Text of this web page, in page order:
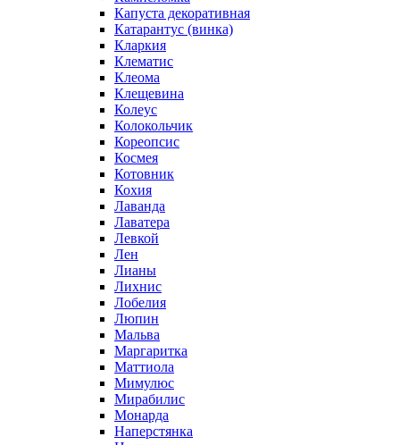
Капуста декоративная
Катарантус (винка)
Кларкия
Клематис
Клеома
Клещевина
Колеус
Колокольчик
Кореопсис
Космея
Котовник
Кохия
Лаванда
Лаватера
Левкой
Лен
Лианы
Лихнис
Лобелия
Люпин
Мальва
Маргаритка
Маттиола
Мимулюс
Мирабилис
Монарда
Наперстянка